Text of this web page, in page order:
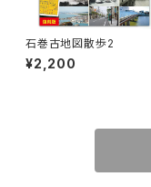
石巻古地図散歩2
¥2,200